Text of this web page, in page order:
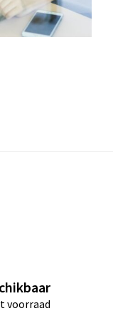
voorraad